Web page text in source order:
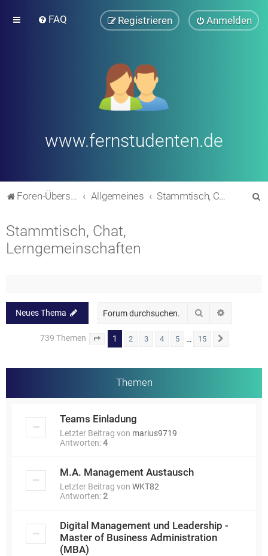
FAQ Anmelden
Registrieren
www.fernstudenten.de
Foren-Übersicht Allgemeines Stammtisch, Chat, Lerngemeinschaften
Stammtisch, Chat,
Lerngemeinschaften
Neues Thema Suche
739 Themen Seite von 15
1 2 3 4 5 … 15
Themen
Teams Einladung
Letzter Beitrag von marius9719
Antworten:4
M.A. Management Austausch
Letzter Beitrag von WKT82
Antworten:2
Digital Management und Leadership -
Master of Business Administration
(MBA)